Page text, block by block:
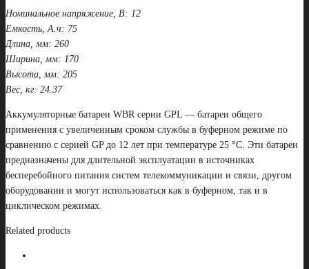
Номинальное напряжение, В: 12
Емкость, А.ч: 75
Длина, мм: 260
Ширина, мм: 170
Высота, мм: 205
Вес, кг: 24.37
Аккумуляторные батареи WBR серии GPL — батареи общего
применения c увеличенным сроком службы в буферном режиме по
сравнению с серией GP до 12 лет при температуре 25 °С. Эти батареи
предназначены для длительной эксплуатации в источниках
бесперебойного питания систем телекоммуникации и связи, другом
оборудовании и могут использоваться как в буферном, так и в
циклическом режимах.
Related products